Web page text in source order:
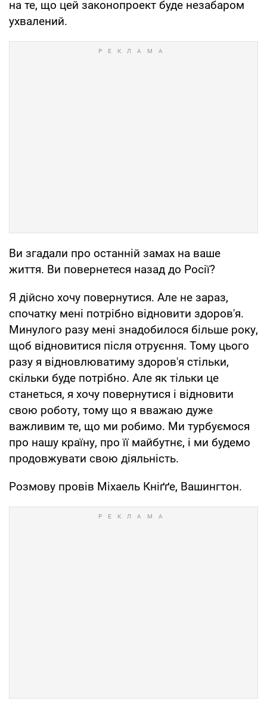
на те, що цей законопроект буде незабаром
ухвалений.
Ви згадали про останній замах на ваше
життя. Ви повернетеся назад до Росії?
Я дійсно хочу повернутися. Але не зараз,
спочатку мені потрібно відновити здоров'я.
Минулого разу мені знадобилося більше року,
щоб відновитися після отруєння. Тому цього
разу я відновлюватиму здоров'я стільки,
скільки буде потрібно. Але як тільки це
станеться, я хочу повернутися і відновити
свою роботу, тому що я вважаю дуже
важливим те, що ми робимо. Ми турбуємося
про нашу країну, про її майбутнє, і ми будемо
продовжувати свою діяльність.
Розмову провів Міхаель Кніґґе, Вашингтон.